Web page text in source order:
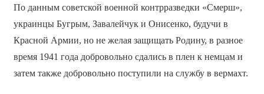
По данным советской военной контрразведки «Смерш»,
украинцы Бугрым, Завалейчук и Онисенко, будучи в
Красной Армии, но не желая защищать Родину, в разное
время 1941 года добровольно сдались в плен к немцам и
затем также добровольно поступили на службу в вермахт.